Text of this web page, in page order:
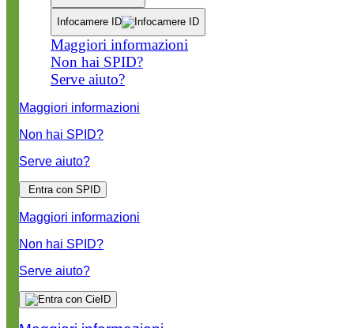
Infocamere ID
Maggiori informazioni
Non hai SPID?
Serve aiuto?
Maggiori informazioni
Non hai SPID?
Serve aiuto?
Entra con SPID
Maggiori informazioni
Non hai SPID?
Serve aiuto?